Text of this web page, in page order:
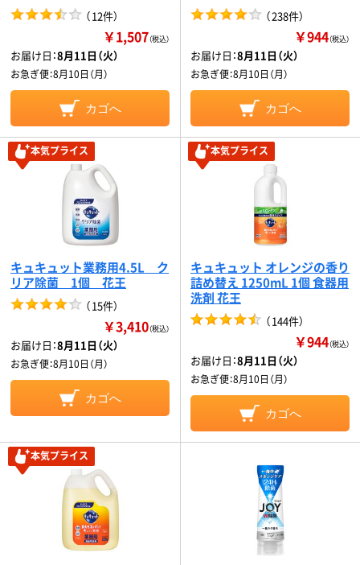
（12件）
￥1,507（税込）
お届け日：8月11日（火）
お急ぎ便：8月10日（月）
カゴへ
（238件）
￥944（税込）
お届け日：8月11日（火）
お急ぎ便：8月10日（月）
カゴへ
本気プライス
キュキュット業務用4.5L ク
リア除菌 1個 花王
（15件）
￥3,410（税込）
お届け日：8月11日（火）
お急ぎ便：8月10日（月）
カゴへ
本気プライス
キュキュット オレンジの香り
詰め替え 1250mL 1個 食器用
洗剤 花王
（144件）
￥944（税込）
お届け日：8月11日（火）
お急ぎ便：8月10日（月）
カゴへ
本気プライス